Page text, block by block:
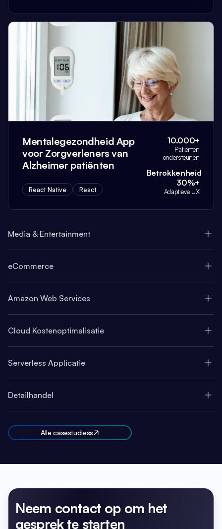
Mentalegezondheid App
voor Zorgverleners van
Alzheimer patiënten
React Native React
10.000+
Patiënten
ondersteunen
Betrokkenheid
30%+
Adaptieve UX
Media & Entertainment
eCommerce
Amazon Web Services
Cloud Kostenoptimalisatie
Serverless Applicatie
Detailhandel
Alle casestudiess
Neem contact op om het
gesprek te starten